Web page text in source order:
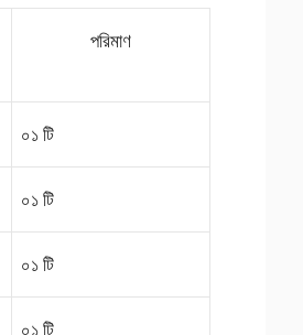
পরিমাণ
০১ টি
০১ টি
০১ টি
০১ টি